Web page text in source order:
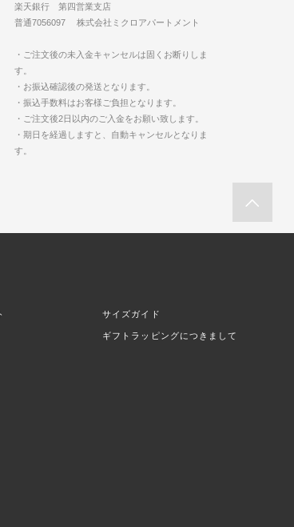
楽天銀行 第四営業支店
普通7056097 株式会社ミクロアパートメント
・ご注文後の未入金キャンセルは固くお断りしま
す。
・お振込確認後の発送となります。
・振込手数料はお客様ご負担となります。
・ご注文後2日以内のご入金をお願い致します。
・期日を経過しますと、自動キャンセルとなりま
す。
サイズガイド
ギフトラッピングにつきまして